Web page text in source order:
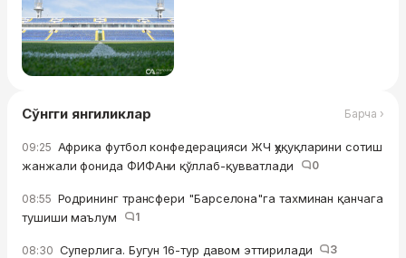
Сўнгги янгиликлар Барча ›
09:25 Африка футбол конфедерацияси ЖЧ ҳуқуқларини сотиш
жанжали фонида ФИФАни қўллаб-қувватлади
0
08:55 Родрининг трансфери "Барселона"га тахминан қанчага
тушиши маълум
1
08:30 Суперлига. Бугун 16-тур давом эттирилади 3